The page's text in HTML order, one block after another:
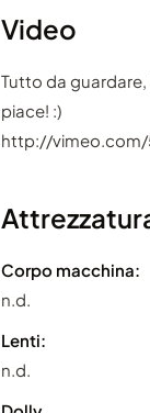
Video
Tutto da
piace! :)
http://vimeo.com/
Corpo macchina:
n.d.
Lenti:
n.d.